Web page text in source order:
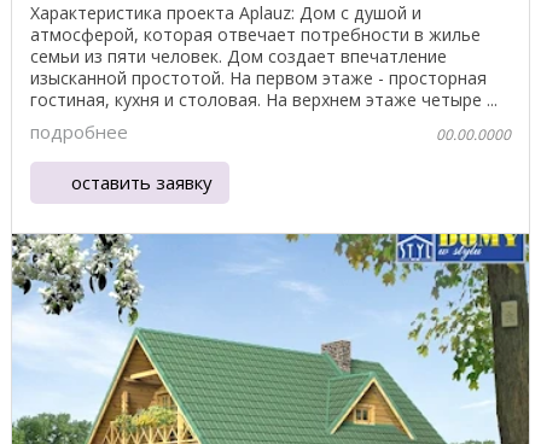
Характеристика проекта Aplauz: Дом с душой и
атмосферой, которая отвечает потребности в жилье
семьи из пяти человек. Дом создает впечатление
изысканной простотой. На первом этаже - просторная
гостиная, кухня и столовая. На верхнем этаже четыре ...
подробнее 00.00.0000
оставить заявку